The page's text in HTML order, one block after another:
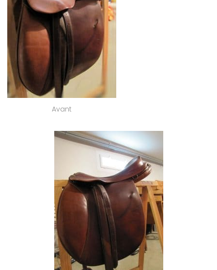
Avant